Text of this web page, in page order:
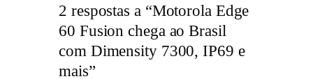
2 respostas a “Motorola Edge
60 Fusion chega ao Brasil
com Dimensity 7300, IP69 e
mais”